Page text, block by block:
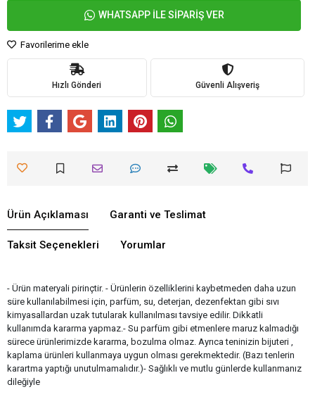
WHATSAPP İLE SİPARİŞ VER
Favorilerime ekle
Hızlı Gönderi Güvenli Alışveriş
Ürün Açıklaması Garanti ve Teslimat
Taksit Seçenekleri Yorumlar
- Ürün materyali pirinçtir. - Ürünlerin özelliklerini kaybetmeden daha uzun
süre kullanılabilmesi için, parfüm, su, deterjan, dezenfektan gibi sıvı
kimyasallardan uzak tutularak kullanılması tavsiye edilir. Dikkatli
kullanımda kararma yapmaz.- Su parfüm gibi etmenlere maruz kalmadığı
sürece ürünlerimizde kararma, bozulma olmaz. Ayrıca teninizin bijuteri ,
kaplama ürünleri kullanmaya uygun olması gerekmektedir. (Bazı tenlerin
karartma yaptığı unutulmamalıdır.)- Sağlıklı ve mutlu günlerde kullanmanız
dileğiyle